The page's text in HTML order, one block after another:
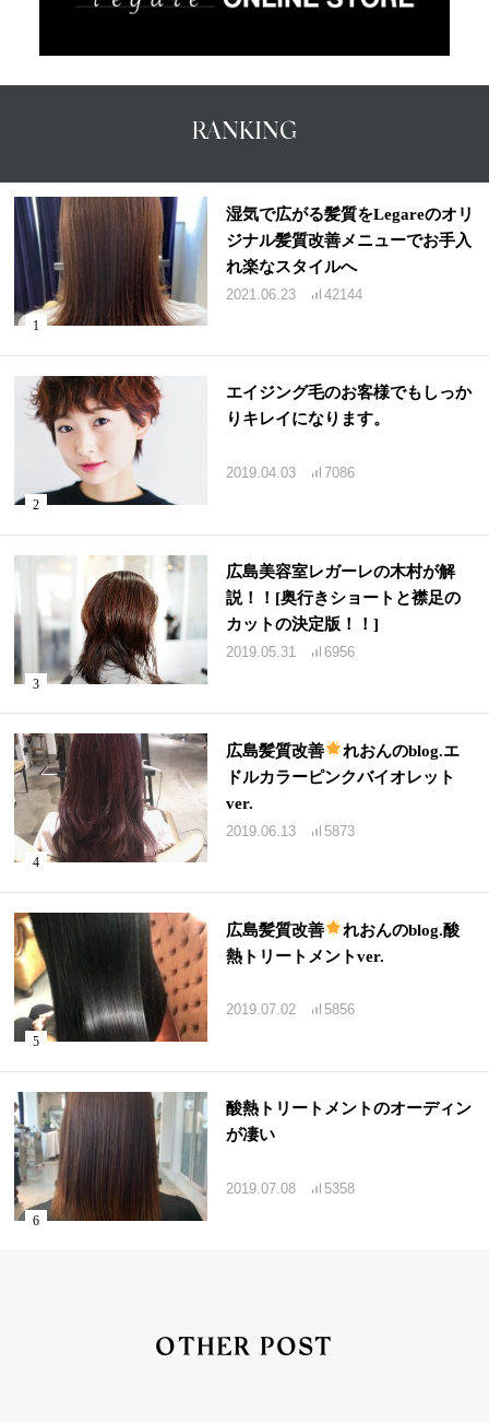
RANKING
湿気で広がる髪質をLegareのオリ
ジナル髪質改善メニューでお手入
れ楽なスタイルへ
2021.06.23 42144
エイジング毛のお客様でもしっか
りキレイになります。
2019.04.03 7086
広島美容室レガーレの木村が解
説！！[奥行きショートと襟足の
カットの決定版！！]
2019.05.31 6956
広島髪質改善
れおんのblog.エ
ドルカラーピンクバイオレット
ver.
2019.06.13 5873
広島髪質改善
れおんのblog.酸
熱トリートメントver.
2019.07.02 5856
酸熱トリートメントのオーディン
が凄い
2019.07.08 5358
OTHER POST